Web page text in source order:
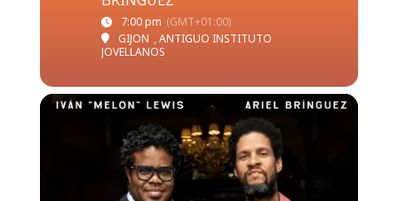
7:00 pm (GMT+01:00)
GIJON , ANTIGUO INSTITUTO
JOVELLANOS